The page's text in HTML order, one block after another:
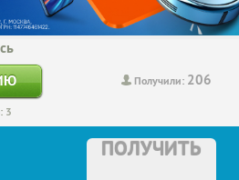
Получили: 206
3
ПОЛУЧИТЬ